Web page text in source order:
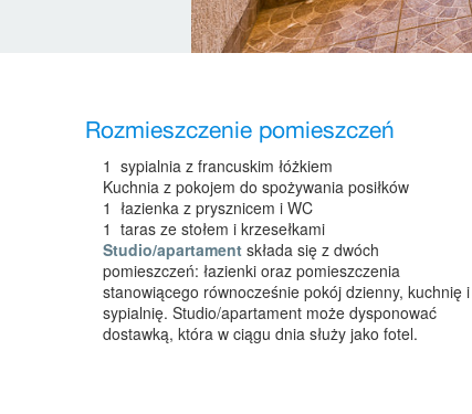
Rozmieszczenie pomieszczeń
1 sypialnia z francuskim łóżkiem
Kuchnia z pokojem do spożywania posiłków
1 łazienka z prysznicem i WC
1 taras ze stołem i krzesełkami
Studio/apartament składa się z dwóch
pomieszczeń: łazienki oraz pomieszczenia
stanowiącego równocześnie pokój dzienny, kuchnię i
sypialnię. Studio/apartament może dysponować
dostawką, która w ciągu dnia służy jako fotel.